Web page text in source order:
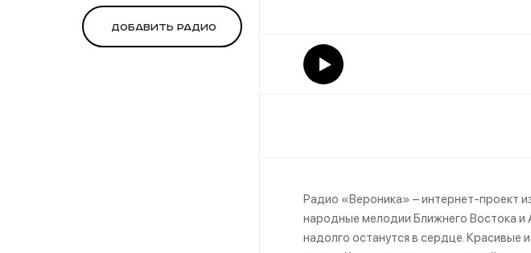
Радио «Вероника» – интернет-проект
народные мелодии Ближнего Востока и
надолго останутся в сердце. Красивые
Добавить радио